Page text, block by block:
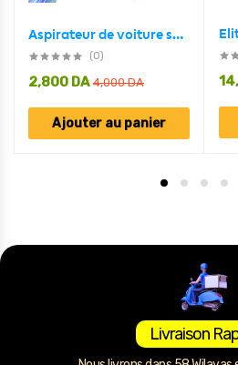
Aspirateur de voiture sans fil 10000PA Rechargeable – مكنسة كهربائية لاسلكية
(0)
4,000DA
2,800 DA
Ajouter au panier
Livraison